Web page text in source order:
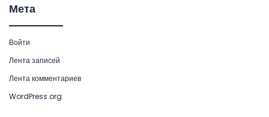
Мета
Войти
Лента записей
Лента комментариев
WordPress.org